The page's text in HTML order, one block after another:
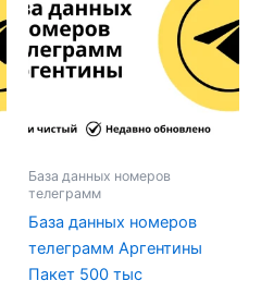
База данных номеров
телеграмм
База данных номеров
телеграмм Аргентины
Пакет 500 тыс